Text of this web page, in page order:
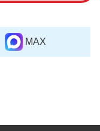
MAX